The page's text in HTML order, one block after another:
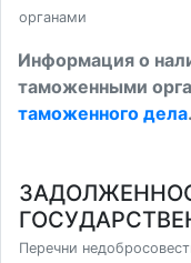
органами
Информация о
таможенными
таможенного дела.
Перечни